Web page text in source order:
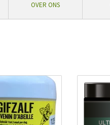
OVER ONS